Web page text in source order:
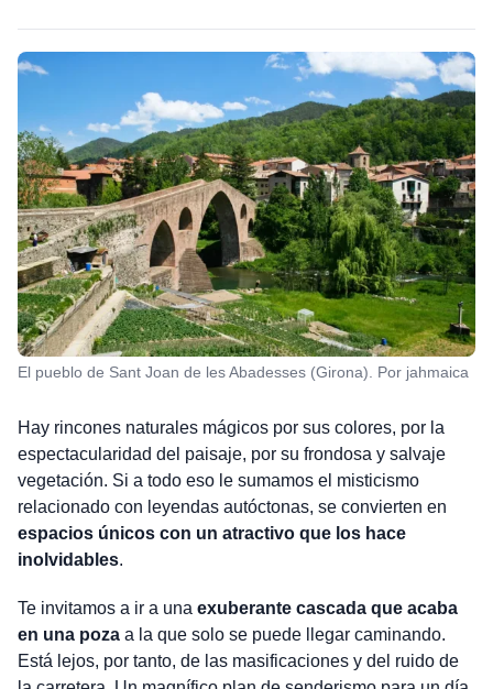
El pueblo de Sant Joan de les Abadesses (Girona). Por jahmaica
Hay rincones naturales mágicos por sus colores, por la
espectacularidad del paisaje, por su frondosa y salvaje
vegetación. Si a todo eso le sumamos el misticismo
relacionado con leyendas autóctonas, se convierten en
espacios únicos con un atractivo que los hace
inolvidables.
Te invitamos a ir a una exuberante cascada que acaba
en una pozaa la que solo se puede llegar caminando.
Está lejos, por tanto, de las masificaciones y del ruido de